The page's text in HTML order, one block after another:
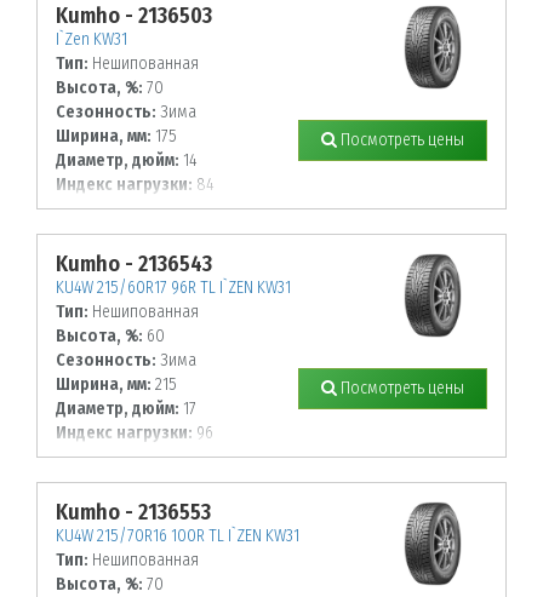
Kumho - 2136503
I`Zen KW31
Тип: Нешипованная
Высота, %: 70
Сезонность: Зима
Ширина, мм: 175
Диаметр, дюйм: 14
Индекс нагрузки: 84
Индекс скорости:R
Посмотреть цены
Kumho - 2136543
KU4W 215/60R17 96R TL I`ZEN KW31
Тип: Нешипованная
Высота, %: 60
Сезонность: Зима
Ширина, мм: 215
Диаметр, дюйм: 17
Индекс нагрузки: 96
Индекс скорости:R
Посмотреть цены
Kumho - 2136553
KU4W 215/70R16 100R TL I`ZEN KW31
Тип: Нешипованная
Высота, %: 70